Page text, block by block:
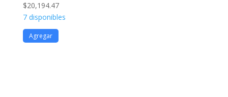
$20,194.47
7 disponibles
Agregar